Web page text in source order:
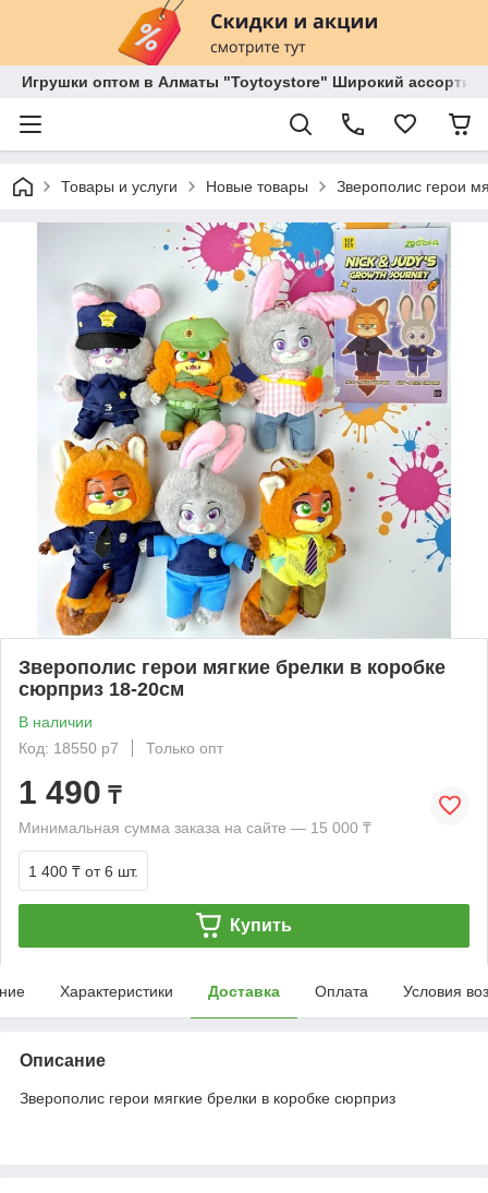
Игрушки оптом в Алматы "Toytoystore" Широкий
Товары и услуги Новые товары Зверополис герои
Зверополис герои мягкие брелки в коробке
сюрприз 18-20см
В наличии
Код: 18550 р7
Только опт
1 490 ₸
Минимальная сумма заказа на сайте — 15 000 ₸
1 400 ₸ от 6 шт.
Купить
Характеристики Доставка Оплата Условия
Описание
Зверополис герои мягкие брелки в коробке сюрприз